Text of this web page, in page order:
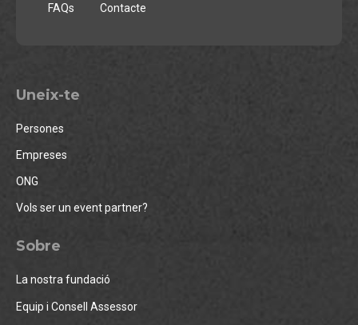
FAQs Contacte
Uneix-te
Persones
Empreses
ONG
Vols ser un event partner?
Sobre
La nostra fundació
Equip i Consell Assessor